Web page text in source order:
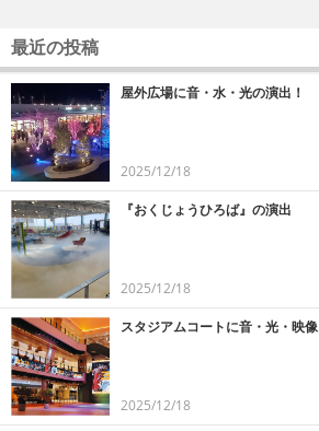
最近の投稿
屋外広場に音・水・光の演出！
2025/12/18
『おくじょうひろば』の演出
2025/12/18
スタジアムコートに音・光・映像
2025/12/18